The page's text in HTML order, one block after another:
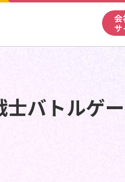
会
サ
バトルゲ